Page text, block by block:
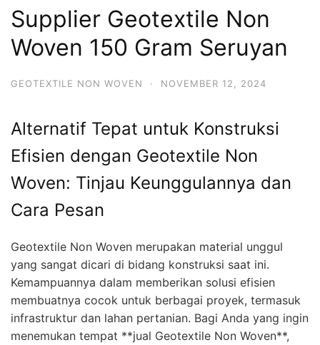
Supplier Geotextile Non
Woven 150 Gram Seruyan
GEOTEXTILE NON WOVEN · NOVEMBER 12, 2024
Alternatif Tepat untuk Konstruksi
Efisien dengan Geotextile Non
Woven: Tinjau Keunggulannya dan
Cara Pesan
Geotextile Non Woven merupakan material unggul
yang sangat dicari di bidang konstruksi saat ini.
Kemampuannya dalam memberikan solusi efisien
membuatnya cocok untuk berbagai proyek, termasuk
infrastruktur dan lahan pertanian. Bagi Anda yang ingin
menemukan tempat **jual Geotextile Non Woven**,